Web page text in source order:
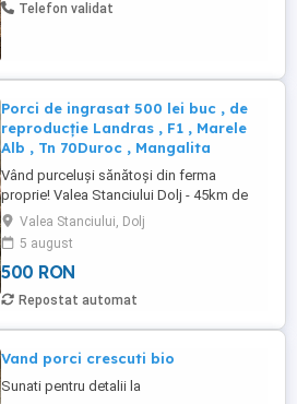
Telefon validat
Porci de ingrasat 500 lei buc , de
reproducție Landras , F1 , Marele
Alb , Tn 70Duroc , Mangalita
Vând purceluși sănătoși din ferma
proprie! Valea Stanciului Dolj - 45km de
Craiova Calitate garantată cu certificat
zootehnic genetică de top! Rase Pure și
Hibrizi Landras , Marele Alb , Duroc ,
Mangalita , F1 , Tn70 Purceluși pentru
îngrășare sănătoși, bine dezvoltați,
perfect pentru ...
Valea Stanciului, Dolj
5 august
500 RON
Repostat automat
Vand porci crescuti bio
Sunati pentru detalii la